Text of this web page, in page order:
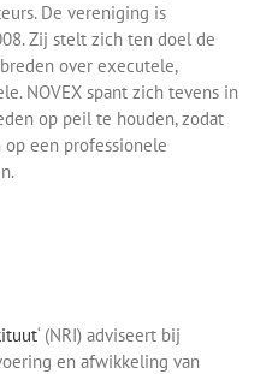
De vereniging is
Zij stelt zich ten doel de
over executele,
NOVEX spant zich tevens in
op peil te houden, zodat
een professionele
‘ (NRI) adviseert bij
en afwikkeling van